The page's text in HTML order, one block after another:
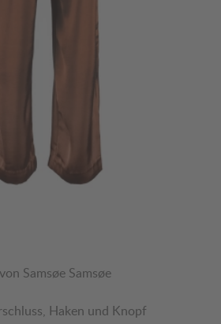
Samsøe Samsøe
Haken und Knopf